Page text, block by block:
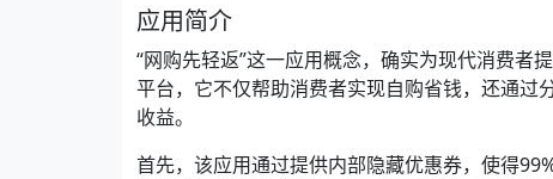
应用简介
“网购先轻返”这一应用概念，确实为现代消费者
平台，它不仅帮助消费者实现自购省钱，还通过
收益。
首先，该应用通过提供内部隐藏优惠券，使得